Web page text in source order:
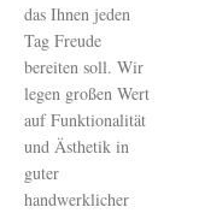
das Ihnen jeden
Tag Freude
bereiten soll. Wir
legen großen Wert
auf Funktionalität
und Ästhetik in
guter
handwerklicher